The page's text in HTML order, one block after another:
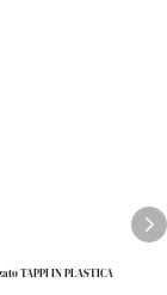
TAPPI IN PLASTICA